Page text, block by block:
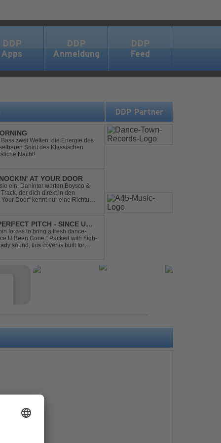
DDP
Apps
DDP
Anmeldung
DDP
Feed
zwei Welten: die Energie des
Spirit des Klassischen
Nacht!
AT YOUR DOOR
ein. Dahinter warten Boysco &
der dich direkt in den
Door“ kennt nur eine Richtung:
PITCH - SINCE U
forces to bring a fresh dance-
U Been Gone.” Packed with high-
sound, this cover is built for
DDP Partner